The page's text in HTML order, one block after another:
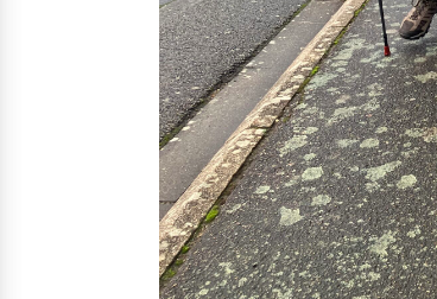
Formation & Rééducation fonctionnelle
Formation
Rééducation fonctionnelle